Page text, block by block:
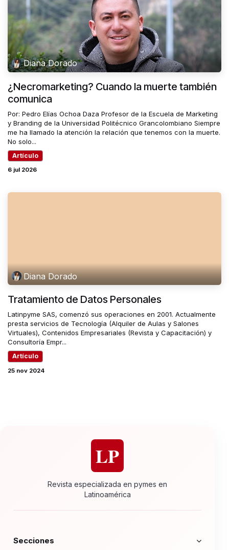
Diana Dorado
¿Necromarketing? Cuando la muerte también
comunica
Por: Pedro Elías Ochoa Daza Profesor de la Escuela de Marketing
y Branding de la Universidad Politécnico Grancolombiano Siempre
me ha llamado la atención la relación que tenemos con la muerte.
No solo...
Artículo
6 jul 2026
Diana Dorado
Tratamiento de Datos Personales
Latinpyme SAS, comenzó sus operaciones en 2001. Actualmente
presta servicios de Tecnología (Alquiler de Aulas y Salones
Virtuales), Contenidos Empresariales (Revista y Capacitación) y
Consultoría Empr...
Artículo
25 nov 2024
LP
Revista especializada en pymes en
Latinoamérica
Secciones